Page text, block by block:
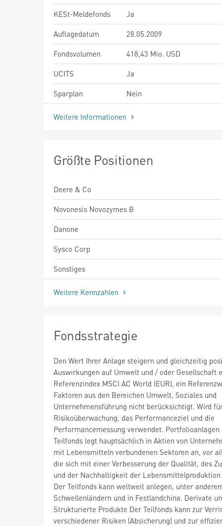
KESt-Meldefonds
Ja
Auflagedatum
28.05.2009
Fondsvolumen
418,43 Mio. USD
UCITS
Ja
Sparplan
Nein
Weitere Informationen
Größte Positionen
Deere & Co
Novonesis Novozymes B
Danone
Sysco Corp
Sonstiges
Weitere Kennzahlen
Fondsstrategie
Den Wert Ihrer Anlage steigern und gleichzeitig
Auswirkungen auf Umwelt und / oder Gesellschaft
Referenzindex MSCI AC World (EUR), ein
Faktoren aus den Bereichen Umwelt, Soziales und
Unternehmensführung nicht berücksichtigt. Wird
Risikoüberwachung, das Performanceziel und die
Performancemessung verwendet. Portfolioanlagen
Teilfonds legt hauptsächlich in Aktien von
mit Lebensmitteln verbundenen Sektoren an, vor
die sich mit einer Verbesserung der Qualität, des
und der Nachhaltigkeit der Lebensmittelproduktion
Der Teilfonds kann weltweit anlegen, unter
Schwellenländern und in Festlandchina. Derivate
Strukturierte Produkte Der Teilfonds kann zur
verschiedener Risiken (Absicherung) und zur